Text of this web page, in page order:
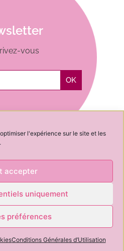
l'expérience sur le site et les
accepter
uniquement
préférences
Conditions Générales d’Utilisation
vous
OK
propos de CGV CGU
OK